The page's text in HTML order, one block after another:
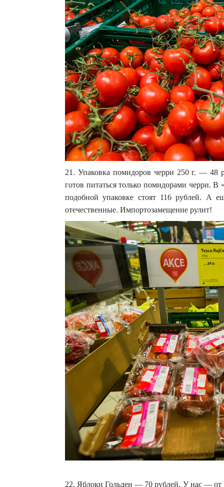
21. Упаковка помидоров черри 250 г. — 48
готов питаться только помидорами черри.
подобной упаковке стоят 116 рублей. А
отечественные. Импортозамещение рулит!
22. Яблоки Гольден — 70 рублей. У нас — от